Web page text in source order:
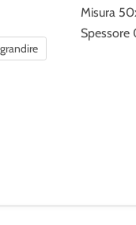
Misura
Spessore